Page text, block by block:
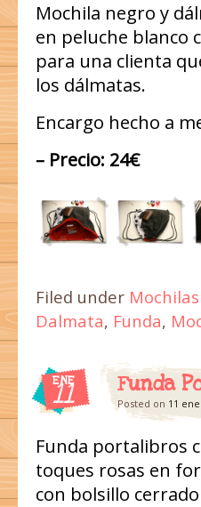
Mochila negro y
en peluche blanco
para una clienta
los dálmatas.
Encargo hecho a
– Precio: 24€
Filed under
Dalmata, Funda,
ENE
11 Funda
Posted on 11
Funda portalibros
toques rosas en
con bolsillo